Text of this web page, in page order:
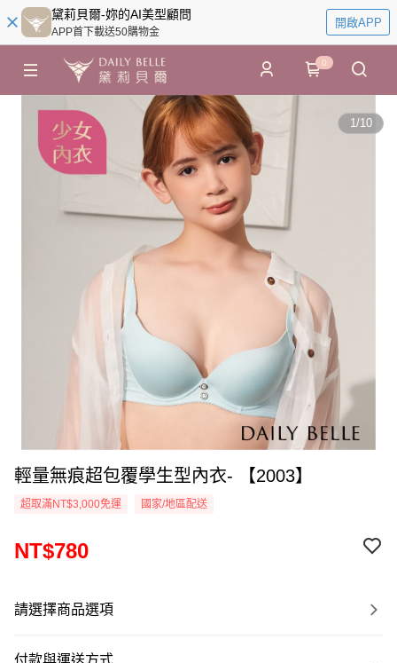
黛莉貝爾-妳的AI美型顧問
APP首下載送50購物金
開啟APP
0
1/10
輕量無痕超包覆學生型內衣- 【2003】
超取滿NT$3,000免運 國家/地區配送
NT$780
請選擇商品選項
付款與運送方式